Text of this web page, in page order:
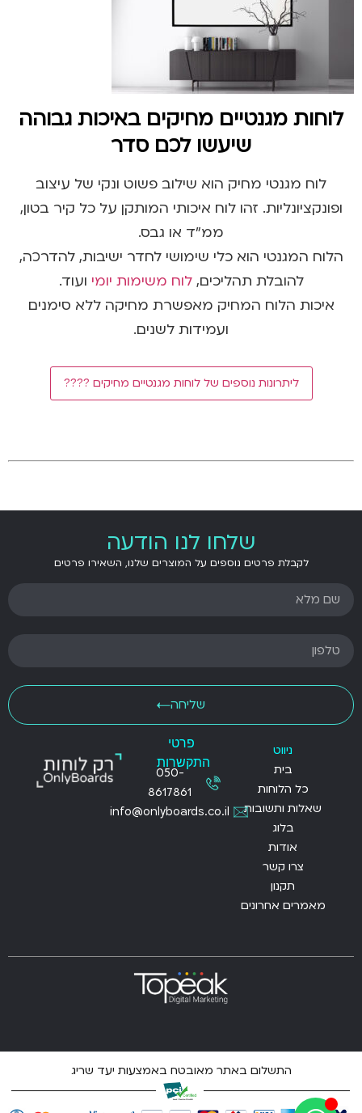
לוחות מגנטיים מחיקים באיכות גבוהה
שיעשו לכם סדר
לוח מגנטי מחיק הוא שילוב פשוט ונקי של עיצוב
ופונקציונליות. זהו לוח איכותי המותקן על כל קיר בטון,
ממ”ד או גבס.
הלוח המגנטי הוא כלי שימושי לחדר ישיבות, להדרכה,
להובלת תהליכים,לוח משימות יומי ועוד.
איכות הלוח המחיק מאפשרת מחיקה ללא סימנים
ועמידות לשנים.
ליתרונות נוספים של לוחות מגנטיים מחיקים ????
שלחו לנו הודעה
לקבלת פרטים נוספים על המוצרים שלנו, השאירו פרטים
שליחה
ניווט
בית
כל הלוחות
שאלות ותשובות
בלוג
אודות
צרו קשר
תקנון
מאמרים אחרונים
פרטי
התקשרות
050-
8617861
info@onlyboards.co.il
התשלום באתר מאובטח באמצעות יעד שריג